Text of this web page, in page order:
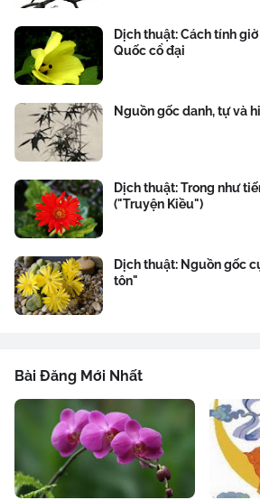
Dịch thuật: Cách tính
Quốc cổ đại
Nguồn gốc danh, tự và
Dịch thuật: Trong như
("Truyện Kiều")
Dịch thuật: Nguồn gốc
tôn"
Bài Đăng Mới Nhất